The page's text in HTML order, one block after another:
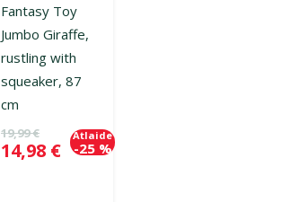
Fantasy Toy
Jumbo Giraffe,
rustling with
squeaker, 87
cm
Oriģinālā cena
19,99 €
Cena
14,98 €
Atlaide
-25 %